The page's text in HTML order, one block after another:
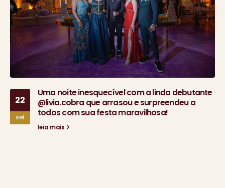
22
set
Uma noite inesquecível com a linda debutante
@livia.cobra que arrasou e surpreendeu a
todos com sua festa maravilhosa!
leia mais